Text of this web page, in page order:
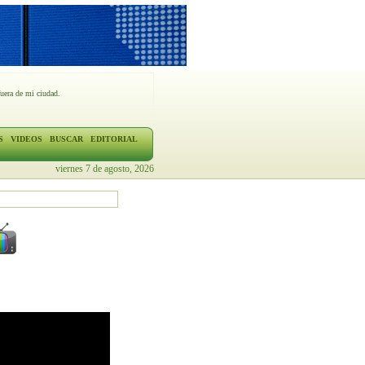
de mi ciudad.
VIDEOS BUSCAR
EDITORIAL
viernes 7 de agosto, 2026